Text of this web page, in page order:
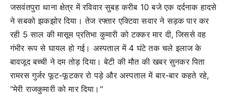
जसवंतपुरा थाना क्षेत्र में रविवार सुबह करीब 10 बजे एक दर्दनाक हादसे
ने सबको झकझोर दिया। तेज रफ्तार एक्टिवा सवार ने सड़क पार कर
रही 5 साल की मासूम प्रतिभा कुमारी को टक्कर मार दी, जिससे वह
गंभीर रूप से घायल हो गई। अस्पताल में 4 घंटे तक चले इलाज के
बावजूद बच्ची ने दम तोड़ दिया। बेटी की मौत की खबर सुनकर पिता
रामरस गुर्जर फूट-फूटकर रो पड़े और अस्पताल में बार-बार कहते रहे,
"मेरी राजकुमारी को मार दिया।"